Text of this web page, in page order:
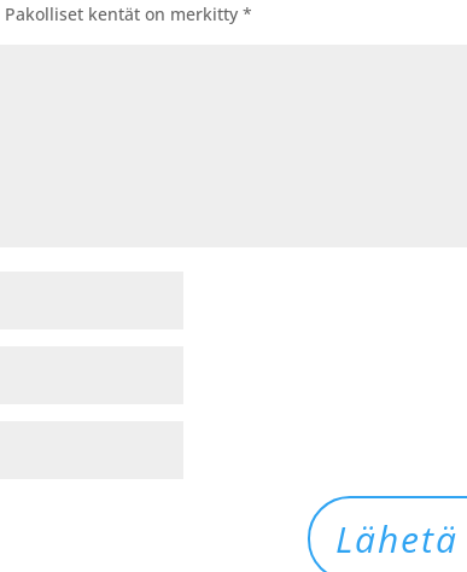
Pakolliset kentät on merkitty*